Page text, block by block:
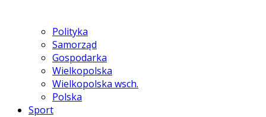
Polityka
Samorząd
Gospodarka
Wielkopolska
Wielkopolska wsch.
Polska
Sport